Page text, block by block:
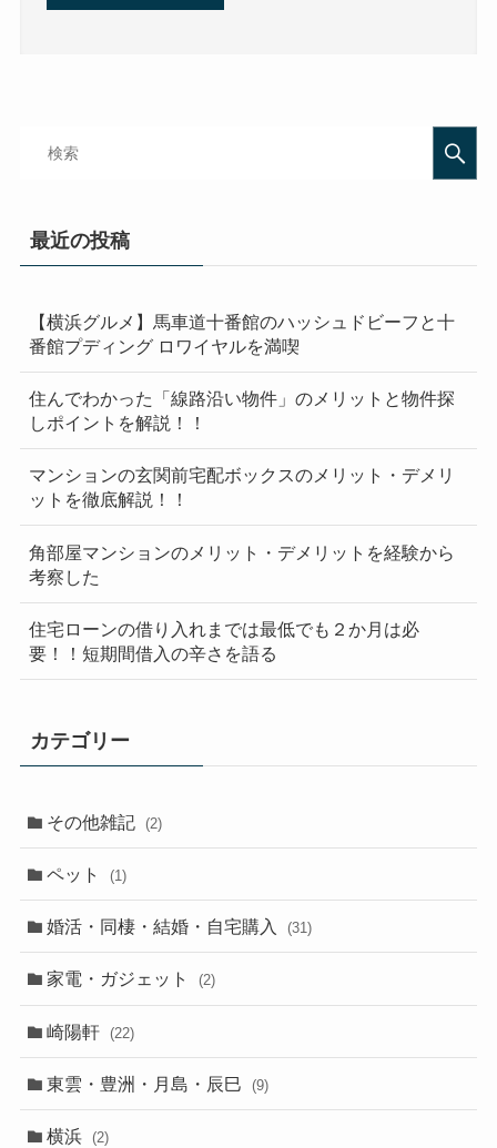
最近の投稿
【横浜グルメ】馬車道十番館のハッシュドビーフと十
番館プディング ロワイヤルを満喫
住んでわかった「線路沿い物件」のメリットと物件探
しポイントを解説！！
マンションの玄関前宅配ボックスのメリット・デメリ
ットを徹底解説！！
角部屋マンションのメリット・デメリットを経験から
考察した
住宅ローンの借り入れまでは最低でも２か月は必
要！！短期間借入の辛さを語る
カテゴリー
その他雑記 (2)
ペット (1)
婚活・同棲・結婚・自宅購入 (31)
家電・ガジェット (2)
崎陽軒 (22)
東雲・豊洲・月島・辰巳 (9)
横浜 (2)